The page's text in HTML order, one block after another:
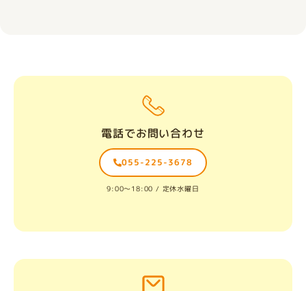
電話でお問い合わせ
055-225-3678
9:00〜18:00 / 定休水曜日